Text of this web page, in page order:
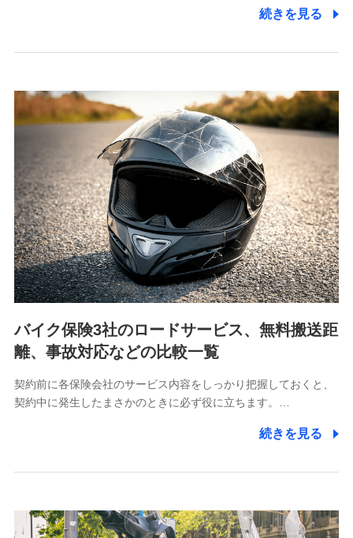
〒103-0013 東京都中央区日本橋人形町2-14-10 アー
個人情報の第三者提供について
当社ではご本人の同意がある場合または法令に基づく場
合を除き、第三者に提供いたしません。
業務の委託
当社は利用目的の達成に必要な範囲内において個人情報
の取り扱いの全部または一部を委託する場合がありま
す。
個人データの共同利用
当社は株式会社NTTドコモとの間で、以下のとおり個
【共同して利用される利用データの項目】
取得した、以下の情報などの個人データ
氏名、電話番号、メールアドレス、お客さまの識別子、属
当社又は株式会社NTTドコモが提供する各種サービスなどの
ご契約・ご利用などに関する情報。例として、当社又は株式
続きを見る
バイク保険3社のロードサービス、無料搬送距
離、事故対応などの比較一覧
契約前に各保険会社のサービス内容をしっかり把握しておくと、
契約中に発生したまさかのときに必ず役に立ちます。…
続きを見る